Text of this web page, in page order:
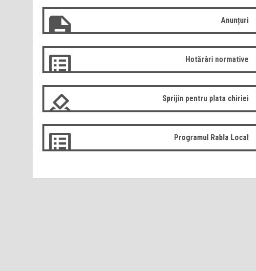
Anunțuri
Hotărâri normative
Sprijin pentru plata chiriei
Programul Rabla Local